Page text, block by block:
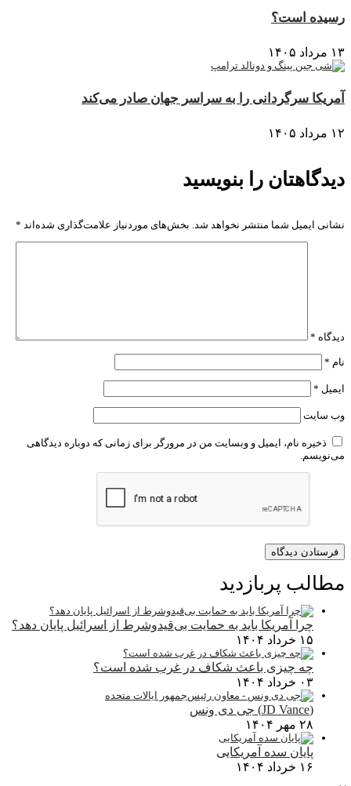
رسیده است؟
۱۳ مرداد ۱۴۰۵
آمریکا سرگردانی را به سراسر جهان صادر می‌کند
۱۲ مرداد ۱۴۰۵
دیدگاهتان را بنویسید
نشانی ایمیل شما منتشر نخواهد شد. بخش‌های موردنیاز علامت‌گذاری شده‌اند *
دیدگاه *
نام *
ایمیل *
وب‌ سایت
ذخیره نام، ایمیل و وبسایت من در مرورگر برای زمانی که دوباره دیدگاهی
می‌نویسم.
مطالب پربازدید
چرا آمریکا باید به حمایت بی‌قیدوشرط از اسرائیل پایان دهد؟
۱۵ خرداد ۱۴۰۴
چه چیزی باعث شکاف در غرب شده است؟
۰۳ خرداد ۱۴۰۴
(JD Vance) جی دی ونس
۲۸ مهر ۱۴۰۴
پایان سده آمریکایی
۱۶ خرداد ۱۴۰۴